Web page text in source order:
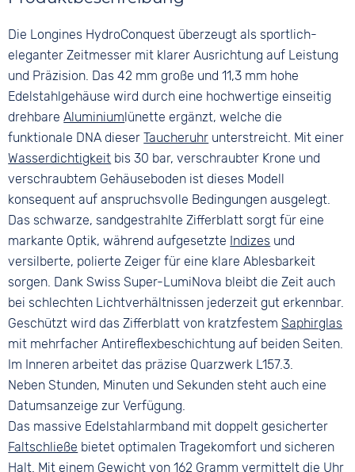
Farbe
Silber
Schwarz
Ziffern
Keine
Material
Edelstahl
Bandschließe
Faltschließe
Die Longines HydroConquest überzeugt als sportlich-
eleganter Zeitmesser mit klarer Ausrichtung auf Leistung
und Präzision. Das 42 mm große und 11,3 mm hohe
Edelstahlgehäuse wird durch eine hochwertige einseitig
drehbareAluminiumlünette ergänzt, welche die
funktionale DNA dieserTaucheruhr unterstreicht. Mit einer
Wasserdichtigkeit bis 30 bar, verschraubter Krone und
verschraubtem Gehäuseboden ist dieses Modell
konsequent auf anspruchsvolle Bedingungen ausgelegt.
Das schwarze, sandgestrahlte Zifferblatt sorgt für eine
markante Optik, während aufgesetzte Indizes und
versilberte, polierte Zeiger für eine klare Ablesbarkeit
sorgen. Dank Swiss Super-LumiNova bleibt die Zeit auch
bei schlechten Lichtverhältnissen jederzeit gut erkennbar.
Geschützt wird das Zifferblatt von kratzfestemSaphirglas
mit mehrfacher Antireflexbeschichtung auf beiden Seiten.
Im Inneren arbeitet das präzise Quarzwerk L157.3.
Neben Stunden, Minuten und Sekunden steht auch eine
Datumsanzeige zur Verfügung.
Das massive Edelstahlarmband mit doppelt gesicherter
Faltschließe bietet optimalen Tragekomfort und sicheren
Halt. Mit einem Gewicht von 162 Gramm vermittelt die Uhr